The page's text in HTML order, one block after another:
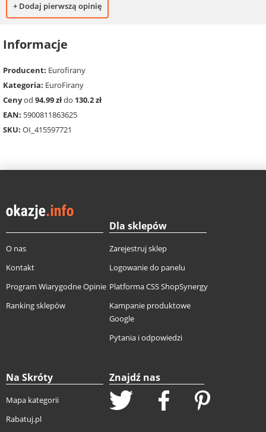
+ Dodaj pierwszą opinię
Informacje
Producent: Eurofirany
Kategoria: EuroFirany
Cenyod 94.99 złdo 130.2 zł
EAN: 5900811863625
SKU: OI_415597721
O nas
Kontakt
Program Wiarygodne Opinie
Ranking sklepów
Dla sklepów
Zarejestruj sklep
Logowanie do panelu
Platforma CSS ShopSynergy
Kampanie produktowe
Google
Pytania i odpowiedzi
Na Skróty
Mapa kategorii
Rabatuj.pl
Znajdź nas